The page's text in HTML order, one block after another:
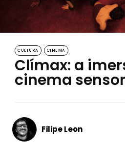
CULTURA CINEMA
Clímax: a
cinema
Filipe Leon